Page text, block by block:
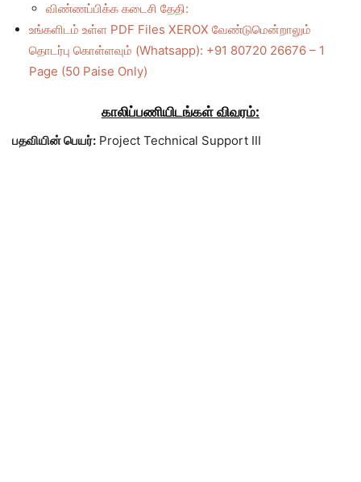
விண்ணப்பிக்க கடைசி தேதி:
உங்களிடம் உள்ள PDF Files XEROX வேண்டுமென்றாலும்
தொடர்பு கொள்ளவும் (Whatsapp): +91 80720 26676 – 1
Page (50 Paise Only)
காலிப்பணியிடங்கள் விவரம்:
பதவியின் பெயர்: Project Technical Support III